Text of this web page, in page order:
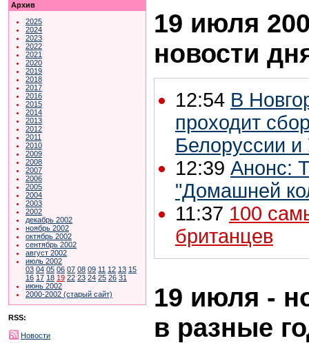
Архив
2025
2024
2023
2022
2021
2020
2019
2018
2017
2016
2015
2014
2013
2012
2011
2010
2009
2008
2007
2006
2005
2004
2003
2002
декабрь 2002
ноябрь 2002
октябрь 2002
сентябрь 2002
август 2002
июль 2002
03 04 05 06 07 08 09 11 12 13 15
16 17 18 19 22 23 24 25 26 31
июнь 2002
2000-2002 (старый сайт)
RSS:
Новости
19 июля
новости
12:54 В
проходит
Белоруссии
12:39 Анонс:
"Домашней
11:37 100
британцев
19 июля -
в разные